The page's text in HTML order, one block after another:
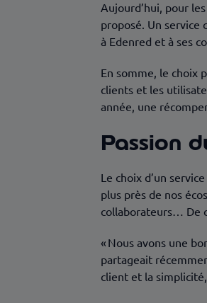
Aujourd’hui, pour
proposé. Un service
à Edenred et à ses
En somme, le choix
clients et les
année, une
Passion
Le choix d’un
plus près de nos
collaborateurs… De
« Nous avons une
partageait
client et la